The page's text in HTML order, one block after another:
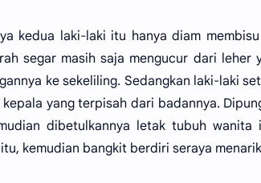
kedua laki-laki itu hanya diam
segar masih saja mengucur dari leher
ke sekeliling. Sedangkan laki-laki
yang terpisah dari badannya.
dibetulkannya letak tubuh
kemudian bangkit berdiri seraya